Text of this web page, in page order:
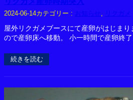
2024-06-14カテゴリー : お知らせ, リクガメ
屋外リクガメブースにて産卵がはじま
ので産卵床へ移動。 小一時間で産卵終
続きを読む